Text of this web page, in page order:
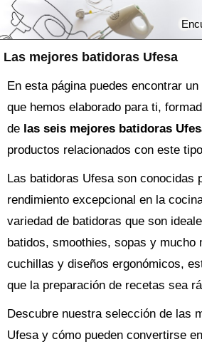
Las mejores batidoras Ufesa
En esta página puedes encontrar
que hemos elaborado para ti,
de las seis mejores batidoras
productos relacionados con este
Las batidoras Ufesa son conocidas
rendimiento excepcional en la
variedad de batidoras que son
batidos, smoothies, sopas y mucho
cuchillas y diseños ergonómicos,
que la preparación de recetas sea
Descubre nuestra selección de las
Ufesa y cómo pueden convertirse